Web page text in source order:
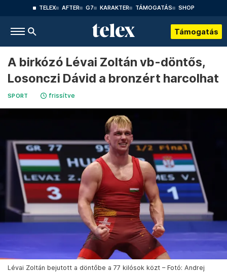
TELEX AFTER G7 KARAKTER TÁMOGATÁS SHOP
Támogatás
A birkózó Lévai Zoltán vb-döntős,
Losonczi Dávid a bronzért harcolhat
SPORT frissítve
Lévai Zoltán bejutott a döntőbe a 77 kilósok közt – Fotó: Andrej